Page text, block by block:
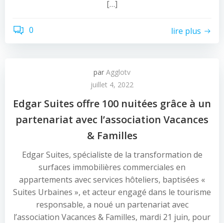
[…]
0 lire plus
par Agglotv
juillet 4, 2022
Edgar Suites offre 100 nuitées grâce à un
partenariat avec l’association Vacances
& Familles
Edgar Suites, spécialiste de la transformation de
surfaces immobilières commerciales en
appartements avec services hôteliers, baptisées «
Suites Urbaines », et acteur engagé dans le tourisme
responsable, a noué un partenariat avec
l’association Vacances & Familles, mardi 21 juin, pour